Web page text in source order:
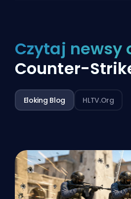
Czytaj newsy
Counter-
Eloking Blog HLTV.org